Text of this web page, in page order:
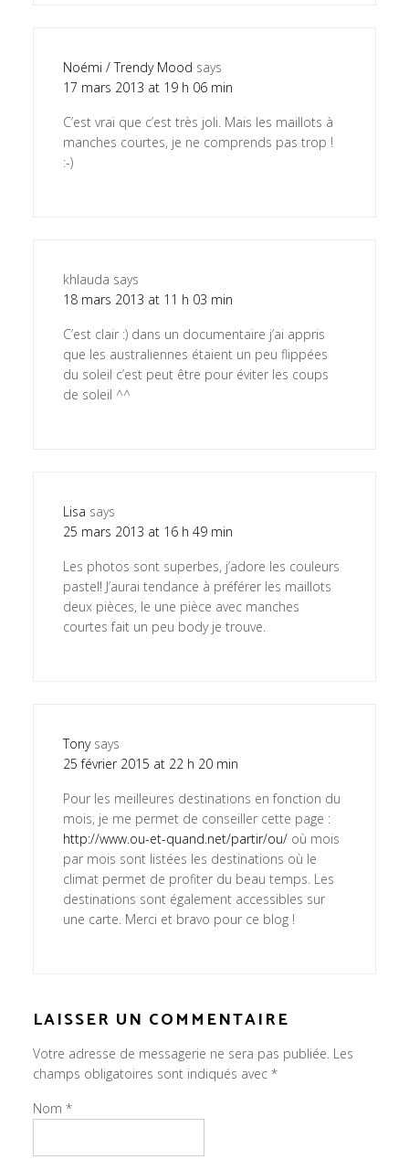
Noémi / Trendy Mood says
17 mars 2013 at 19 h 06 min
C’est vrai que c’est très joli. Mais les maillots à
manches courtes, je ne comprends pas trop !
:-)
khlauda says
18 mars 2013 at 11 h 03 min
C’est clair :) dans un documentaire j’ai appris
que les australiennes étaient un peu flippées
du soleil c’est peut être pour éviter les coups
de soleil ^^
Lisa says
25 mars 2013 at 16 h 49 min
Les photos sont superbes, j’adore les couleurs
pastel! J’aurai tendance à préférer les maillots
deux pièces, le une pièce avec manches
courtes fait un peu body je trouve.
Tony says
25 février 2015 at 22 h 20 min
Pour les meilleures destinations en fonction du
mois, je me permet de conseiller cette page :
http://www.ou-et-quand.net/partir/ou/où mois
par mois sont listées les destinations où le
climat permet de profiter du beau temps. Les
destinations sont également accessibles sur
une carte. Merci et bravo pour ce blog !
LAISSER UN COMMENTAIRE
Votre adresse de messagerie ne sera pas publiée.Les
champs obligatoires sont indiqués avec *
Nom *